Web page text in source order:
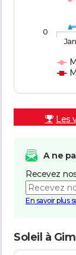
Jan
0
Les
A ne
Recevez
En savoir plus
Soleil à